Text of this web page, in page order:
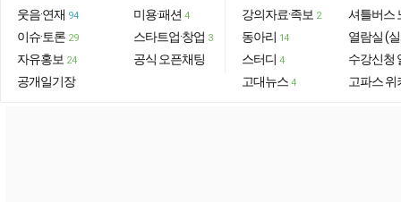
웃음·연재 94
이슈·토론 29
자유홍보 24
공개일기장
미용·패션 4
스타트업·창업 3
공식 오픈채팅
강의자료·족보 2
동아리 14
스터디 4
고대뉴스 4
셔틀버스
열람실 (
수강신청
고파스 위